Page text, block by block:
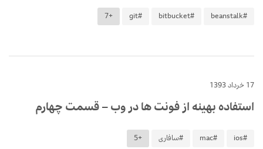
#beanstalk
#bitbucket
#git
+7
17 خرداد 1393
استفاده بهینه از فونت ها در وب – قسمت چهارم
#ios
#mac #سافاری +5